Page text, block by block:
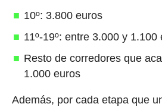
10º: 3.800 euros
11º-19º: entre 3.000 y 1.100
Resto de corredores que
1.000 euros
Además, por cada etapa que